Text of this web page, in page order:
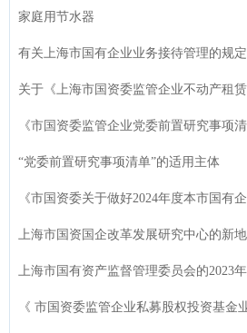
家庭用节水器
有关上海市国有企业业务接待管理的规定
“党委前置研究事项清单”的适用主体